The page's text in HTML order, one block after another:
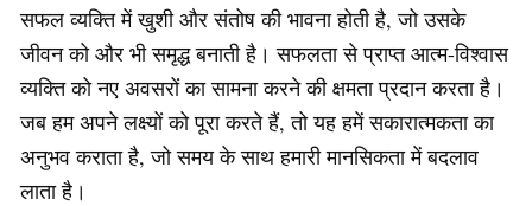
सफल व्यक्ति में खुशी और संतोष की भावना होती है, जो उसके
जीवन को और भी समृद्ध बनाती है। सफलता से प्राप्त आत्म-विश्वास
व्यक्ति को नए अवसरों का सामना करने की क्षमता प्रदान करता है।
जब हम अपने लक्ष्यों को पूरा करते हैं, तो यह हमें सकारात्मकता का
अनुभव कराता है, जो समय के साथ हमारी मानसिकता में बदलाव
लाता है।